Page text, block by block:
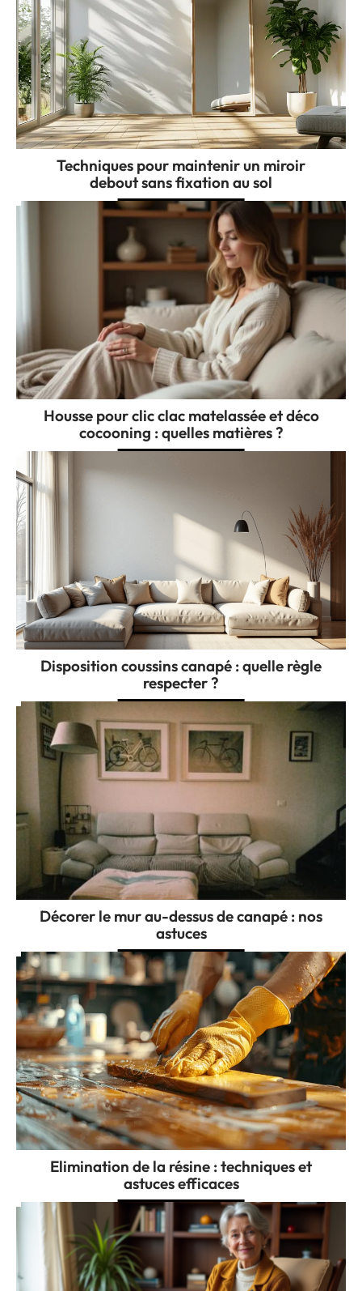
Techniques pour maintenir un miroir
debout sans fixation au sol
Housse pour clic clac matelassée et déco
cocooning : quelles matières ?
Disposition coussins canapé : quelle règle
respecter ?
Décorer le mur au-dessus de canapé : nos
astuces
Elimination de la résine : techniques et
astuces efficaces